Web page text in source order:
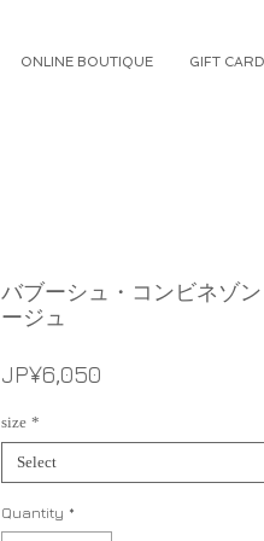
ONLINE BOUTIQUE GIFT CARD
バブーシュ・コンビネゾ
ージュ
JP¥6,050
size *
Select
Quantity *